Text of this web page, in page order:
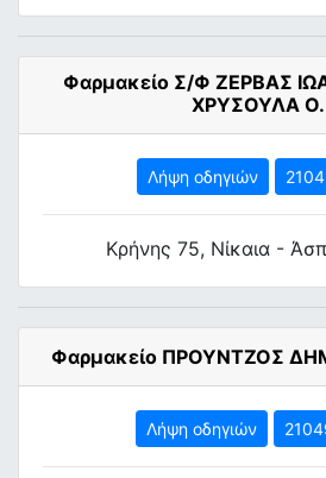
Φαρμακείο Σ/Φ ΖΕΡΒΑΣ
ΧΡΥΣΟΥΛΑ
Λήψη οδηγιών
Κρήνης 75, Νίκαια -
Φαρμακείο ΠΡΟΥΝΤΖΟΣ
Λήψη οδηγιών